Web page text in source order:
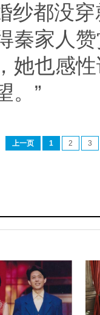
纱都没
秦家人
她也感
。”
上一页 1 2 3